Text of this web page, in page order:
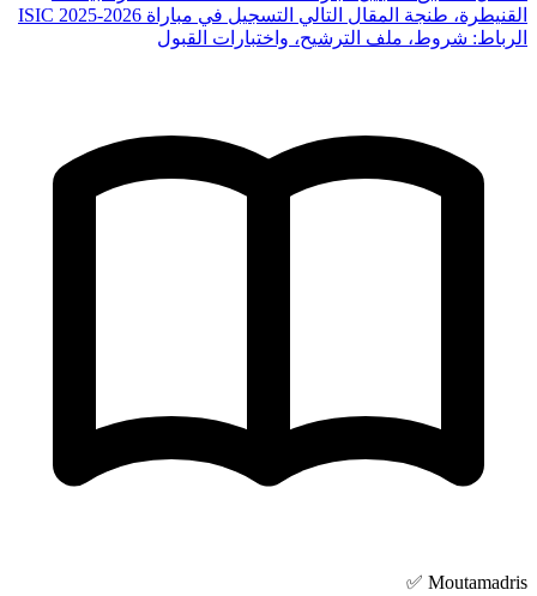
القنيطرة، طنجة المقال التالي
التسجيل في مباراة ISIC 2025-2026
الرباط: شروط، ملف الترشيح، واختبارات القبول
Moutamadris ✅